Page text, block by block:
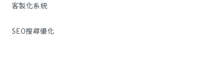
客製化系統
SEO搜尋優化